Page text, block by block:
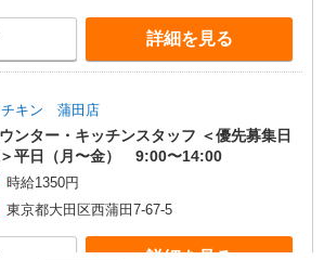
詳細を見る
チキン 蒲田店
ンター・キッチンスタッフ ＜優先募集日
平日（月〜金） 9:00〜14:00
時給1350円
東京都大田区西蒲田7-67-5